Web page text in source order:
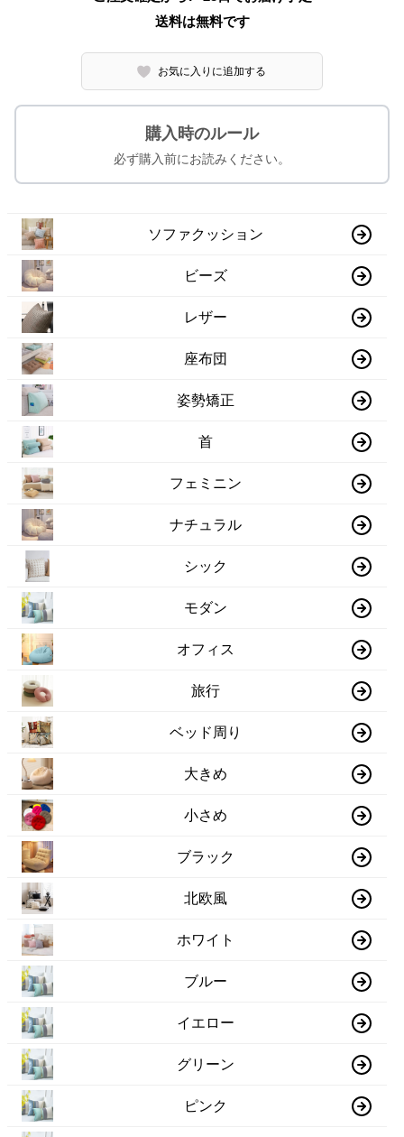
送料は無料です
お気に入りに追加する
購入時のルール
必ず購入前にお読みください。
ソファクッション
ビーズ
レザー
座布団
姿勢矯正
首
フェミニン
ナチュラル
シック
モダン
オフィス
旅行
ベッド周り
大きめ
小さめ
ブラック
北欧風
ホワイト
ブルー
イエロー
グリーン
ピンク